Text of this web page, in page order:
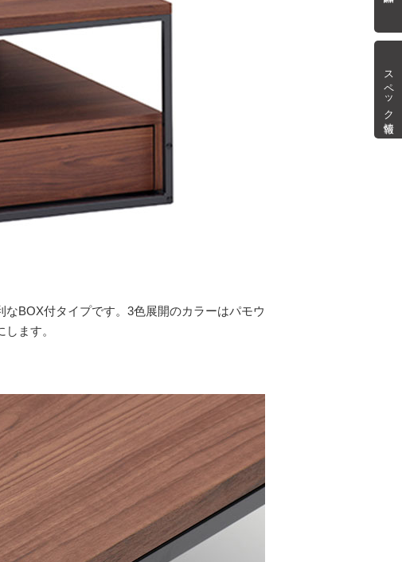
スペック情報
BOX付タイプです。3色展開のカラーはパモウ
ます。